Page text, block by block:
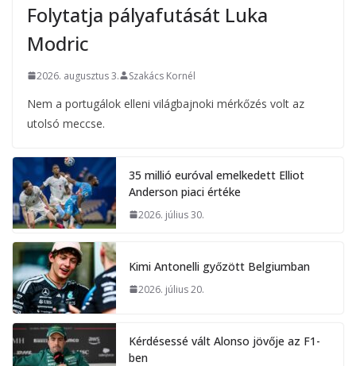
Folytatja pályafutását Luka
Modric
2026. augusztus 3. Szakács Kornél
Nem a portugálok elleni világbajnoki mérkőzés volt az
utolsó meccse.
35 millió euróval emelkedett Elliot
Anderson piaci értéke
2026. július 30.
Kimi Antonelli győzött Belgiumban
2026. július 20.
Kérdésessé vált Alonso jövője az F1-
ben